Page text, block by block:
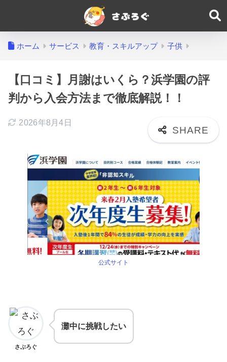
ホーム サービス 教育・スキルアップ 子供
【口コミ】月謝はいくら？浜学園の評
判から入会方法まで徹底解説！！
2026年8月4日
公式サイト
さぶろぐ
灘中に挑戦したい